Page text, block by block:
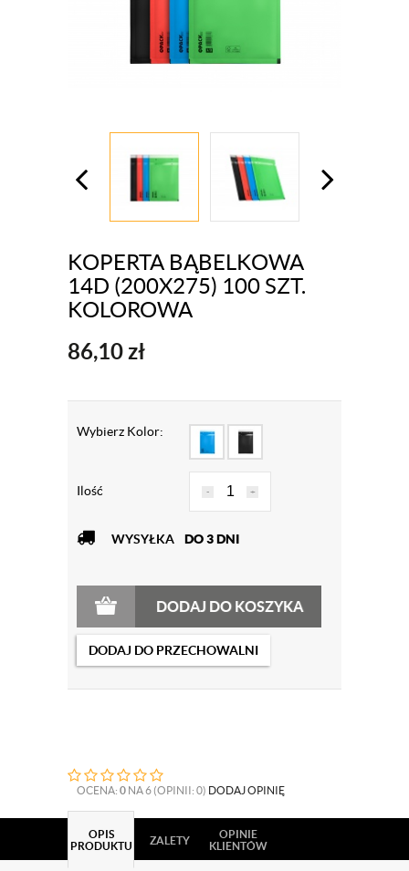
KOPERTA BĄBELKOWA
14D (200X275) 100 SZT.
KOLOROWA
86,10zł
Wybierz Kolor:
Ilość - +
WYSYŁKA DO 3 DNI
DODAJ DO KOSZYKA
DODAJ DO PRZECHOWALNI
OCENA: 0 NA 6 (OPINII: 0) DODAJ OPINIĘ
OPIS
PRODUKTU
ZALETY
OPINIE
KLIENTÓW